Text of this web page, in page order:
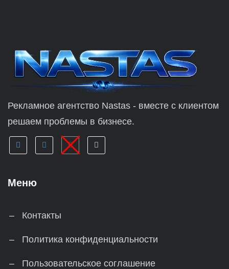
Рекламное агентство Nastas - вместе с клиентом
решаем проблемы в бизнесе.
Меню
Контакты
Политика конфиденциальности
Пользовательское соглашение